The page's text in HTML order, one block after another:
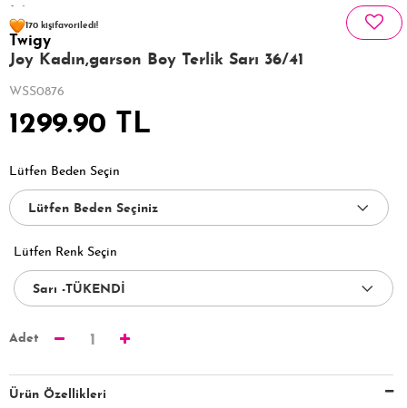
170 kişi favoriledi!
40 kişi
229 kişi
Twigy
Joy Kadın,garson Boy Terlik Sarı 36/41
WSS0876
1299.90 TL
Lütfen Beden Seçin
Lütfen Renk Seçin
Adet 1
Ürün Özellikleri